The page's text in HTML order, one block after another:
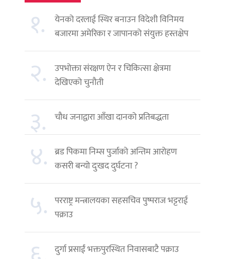
१.
येनको दरलाई स्थिर बनाउन विदेशी विनिमय
बजारमा अमेरिका र जापानको संयुक्त हस्तक्षेप
२. उपभोक्ता संरक्षण ऐन र चिकित्सा क्षेत्रमा
देखिएको चुनौती
३. चौध जनाद्वारा आँखा दानको प्रतिबद्धता
४. ब्रड पिकमा निम्स पुर्जाको अन्तिम आरोहण
कसरी बन्यो दुःखद दुर्घटना ?
५. परराष्ट्र मन्त्रालयका सहसचिव पुष्पराज भट्टराई
पक्राउ
दुर्गा प्रसाईं भक्तपुरस्थित निवासबाटै पक्राउ